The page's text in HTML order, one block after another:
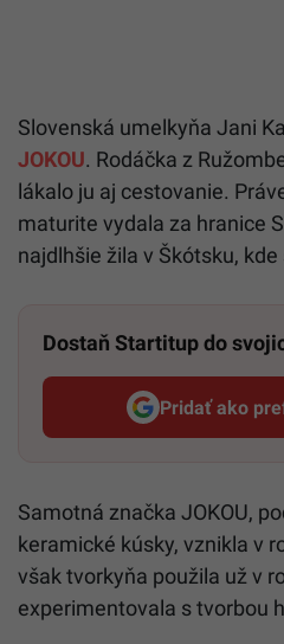
Slovenská umelkyňa Jani
JOKOU. Rodáčka z
lákalo ju aj cestovanie.
maturite vydala za hranice
najdlhšie žila v Škótsku,
Dostaň Startitup do
Pridať ako
Samotná značka JOKOU,
keramické kúsky, vznikla v
však tvorkyňa použila už v
experimentovala s tvorbou